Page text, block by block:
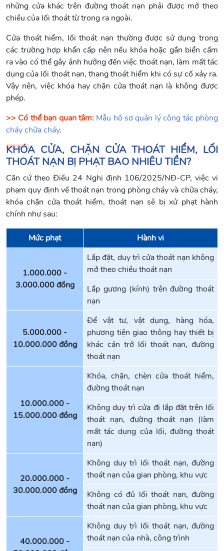
những cửa khác trên đường thoát nạn phải được mở theo
chiều của lối thoát từ trong ra ngoài.
Cửa thoát hiểm, lối thoát nạn thường được sử dụng trong
các trường hợp khẩn cấp nên nếu khóa hoặc gắn biển cấm
ra vào có thể gây ảnh hưởng đến việc thoát nạn, làm mất tác
dụng của lối thoát nạn, thang thoát hiểm khi có sự cố xảy ra.
Vậy nên, việc khóa hay chặn cửa thoát nạn là không được
phép.
>> Có thể bạn quan tâm: Mẫu hồ sơ quản lý công tác phòng
cháy chữa cháy.
KHÓA CỬA, CHẶN CỬA THOÁT HIỂM, LỐI
THOÁT NẠN BỊ PHẠT BAO NHIÊU TIỀN?
Căn cứ theo Điều 24 Nghị định 106/2025/NĐ-CP, việc vi
phạm quy định về thoát nạn trong phòng cháy và chữa cháy,
khóa chặn cửa thoát hiểm, thoát nạn sẽ bị xử phạt hành
chính như sau:
Mức phạt Hành vi
1.000.000 -
3.000.000 đồng
Lắp đặt, duy trì cửa thoát nạn không
mở theo chiều thoát nạn
Lắp gương (kính) trên đường thoát
nạn
5.000.000 -
10.000.000 đồng
Để vật tư, vật dụng, hàng hóa,
phương tiện giao thông hay thiết bị
khác cản trở lối thoát nạn, đường
thoát nạn
10.000.000 -
15.000.000 đồng
Khóa, chặn, chèn cửa thoát hiểm,
đường thoát nạn
Không duy trì cửa đi lắp đặt trên lối
thoát nạn, đường thoát nạn (làm
mất tác dụng của lối, đường thoát
nạn)
20.000.000 -
30.000.000 đồng
Không duy trì lối thoát nạn, đường
thoát nạn của gian phòng, khu vực
Không có đủ lối thoát nạn, đường
thoát nạn của gian phòng, khu vực
40.000.000 -
Không duy trì lối thoát nạn, đường
thoát nạn của nhà, công trình